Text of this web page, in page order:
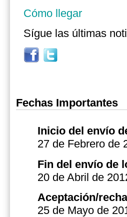
Cómo llegar
Sígue las últimas
Fechas Importantes
Inicio del envío
27 de Febrero de
Fin del envío de
20 de Abril de
Aceptación/
25 de Mayo de